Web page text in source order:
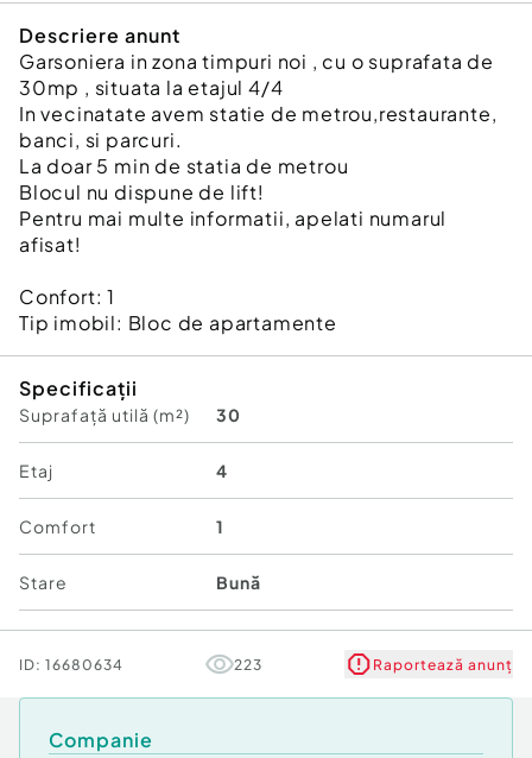
Descriere anunt
Garsoniera in zona timpuri noi , cu o suprafata de
30mp , situata la etajul 4/4
In vecinatate avem statie de metrou,restaurante,
banci, si parcuri.
La doar 5 min de statia de metrou
Blocul nu dispune de lift!
Pentru mai multe informatii, apelati numarul
afisat!
Confort:1
Tip imobil: Bloc de apartamente
Specificații
Suprafață utilă (m²) 30
Etaj 4
Comfort 1
Stare Bună
ID: 16680634 223 Raportează anunț
Companie